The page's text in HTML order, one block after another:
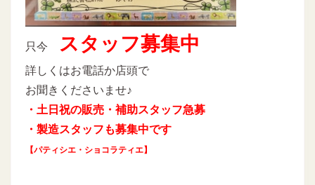
只今 スタッフ募集中
詳しくはお電話か店頭で
お聞きくださいませ♪
・土日祝の販売・補助スタッフ急募
・製造スタッフも募集中です
【パティシエ・ショコラティエ】